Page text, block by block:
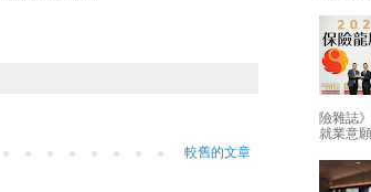
較舊的文章
險雜誌
就業意